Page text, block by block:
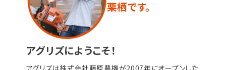
栗栖です。
アグリズにようこそ！